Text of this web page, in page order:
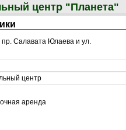
центр "Планета"
Салавата Юлаева и ул.
центр
аренда